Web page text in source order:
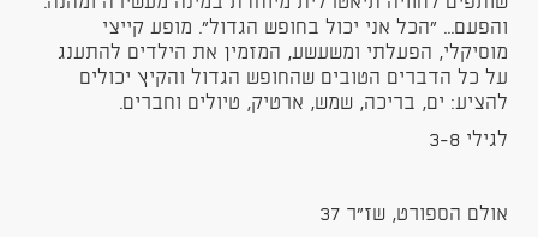
והפעם... "הכל אני יכול בחופש הגדול". מופע קייצי
מוסיקלי, הפעלתי ומשעשע, המזמין את הילדים להתענג
על כל הדברים הטובים שהחופש הגדול והקיץ יכולים
להציע: ים, בריכה, שמש, ארטיק, טיולים וחברים.
לגילי 3-8
אולם הספורט, שז"ר 37